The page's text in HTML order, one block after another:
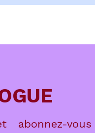
abonnez-